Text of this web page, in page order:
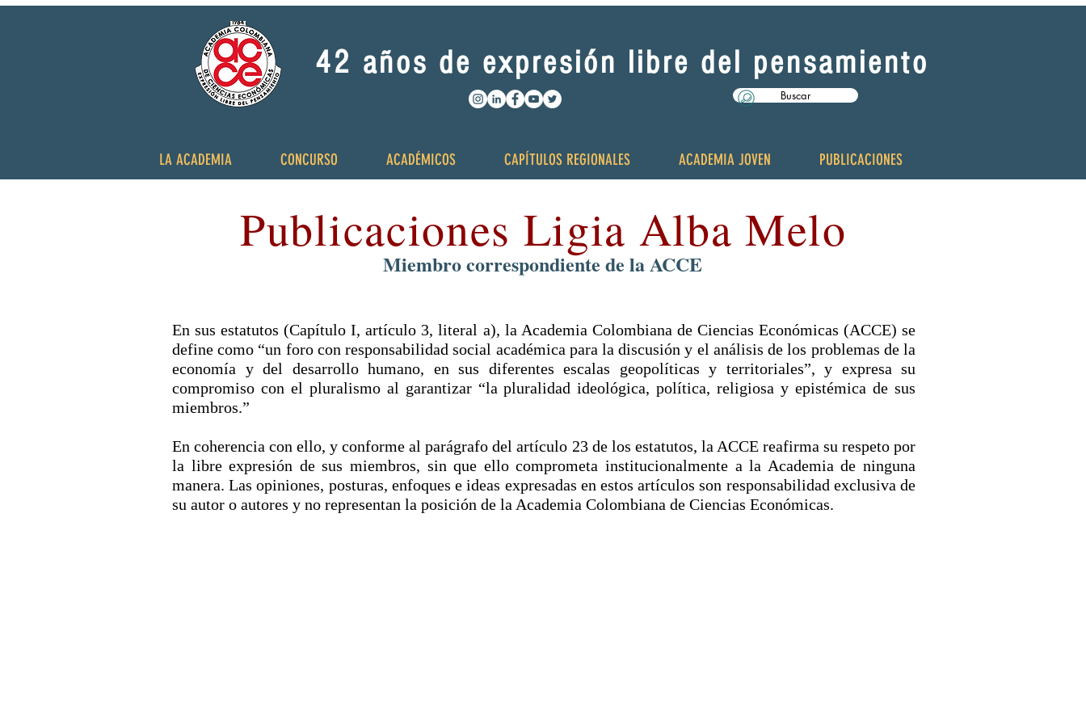
42 años de expresión libre del pensamiento
Buscar
LA ACADEMIA CONCURSO ACADÉMICOS CAPÍTULOS REGIONALES ACADEMIA JOVEN PUBLICACIONES
Publicaciones Ligia Alba Melo
Miembro correspondiente de la ACCE
En sus estatutos (Capítulo I, artículo 3, literal a), la Academia Colombiana de Ciencias Económicas (ACCE) se
define como “un foro con responsabilidad social académica para la discusión y el análisis de los problemas de la
economía y del desarrollo humano, en sus diferentes escalas geopolíticas y territoriales”, y expresa su
compromiso con el pluralismo al garantizar “la pluralidad ideológica, política, religiosa y epistémica de sus
miembros.”
En coherencia con ello, y conforme al parágrafo del artículo 23 de los estatutos, la ACCE reafirma su respeto por
la libre expresión de sus miembros, sin que ello comprometa institucionalmente a la Academia de ninguna
manera. Las opiniones, posturas, enfoques e ideas expresadas en estos artículos son responsabilidad exclusiva de
su autor o autores y no representan la posición de la Academia Colombiana de Ciencias Económicas.